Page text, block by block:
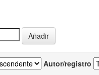
Autor/registro